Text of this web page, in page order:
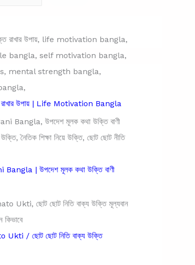
রাখার উপায় | Life Motivation Bangla
| উপদেশ মূলক কথা উক্তি বাণী
/ ছোট ছোট নিতি বাক্য উক্তি